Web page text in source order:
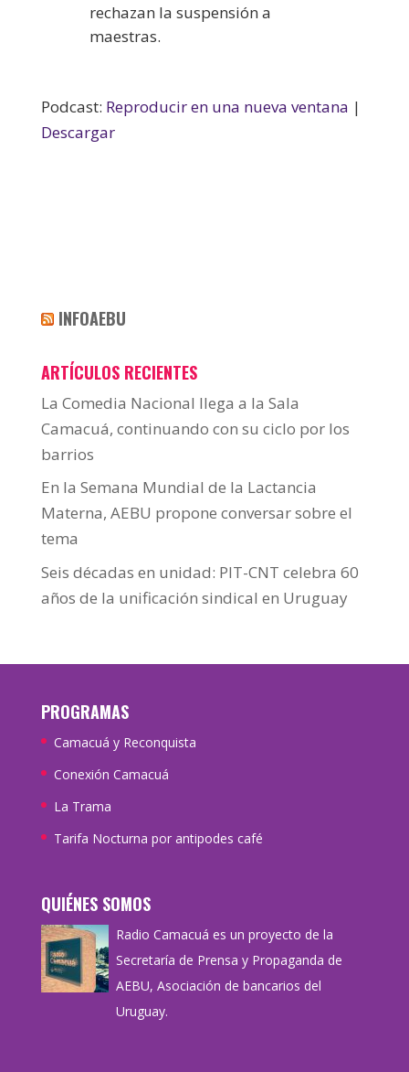
rechazan la suspensión a
maestras.
Podcast: Reproducir en una nueva ventana |
Descargar
INFOAEBU
ARTÍCULOS RECIENTES
La Comedia Nacional llega a la Sala
Camacuá, continuando con su ciclo por los
barrios
En la Semana Mundial de la Lactancia
Materna, AEBU propone conversar sobre el
tema
Seis décadas en unidad: PIT-CNT celebra 60
años de la unificación sindical en Uruguay
PROGRAMAS
Camacuá y Reconquista
Conexión Camacuá
La Trama
Tarifa Nocturna por antipodes café
QUIÉNES SOMOS
Radio Camacuá es un proyecto de la
Secretaría de Prensa y Propaganda de
AEBU, Asociación de bancarios del
Uruguay.